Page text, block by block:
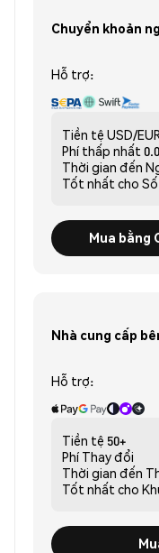
Chuyển khoản
Hỗ trợ:
Tiền tệ USD/
Phí thấp nhất
Thời gian đến
Tốt nhất cho
Mua bằng
Nhà cung cấp
Hỗ trợ:
Tiền tệ 50+
Phí Thay đổi
Thời gian đến
Tốt nhất cho